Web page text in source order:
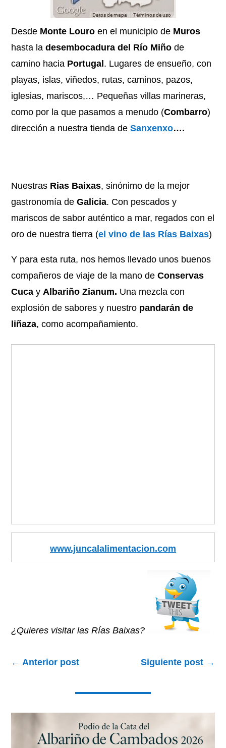
Desde Monte Louro en el municipio de Muros
hasta ladesembocadura del Río Miño de
camino hacia Portugal . Lugares de ensueño, con
playas, islas, viñedos, rutas, caminos, pazos,
iglesias, mariscos,… Pequeñas villas marineras,
como por la que pasamos a menudo (Combarro)
dirección a nuestra tienda deSanxenxo….
Nuestras Rias Baixas, sinónimo de la mejor
gastronomía deGalicia. Con pescados y
mariscos de sabor auténtico a mar, regados con el
oro de nuestra tierra (el vino de las Rías Baixas)
Y para esta ruta, nos hemos llevado unos buenos
compañeros de viaje de la mano deConservas
Cuca yAlbariño Zianum. Una mezcla con
explosión de sabores y nuestro pandarán de
liñaza, como acompañamiento.